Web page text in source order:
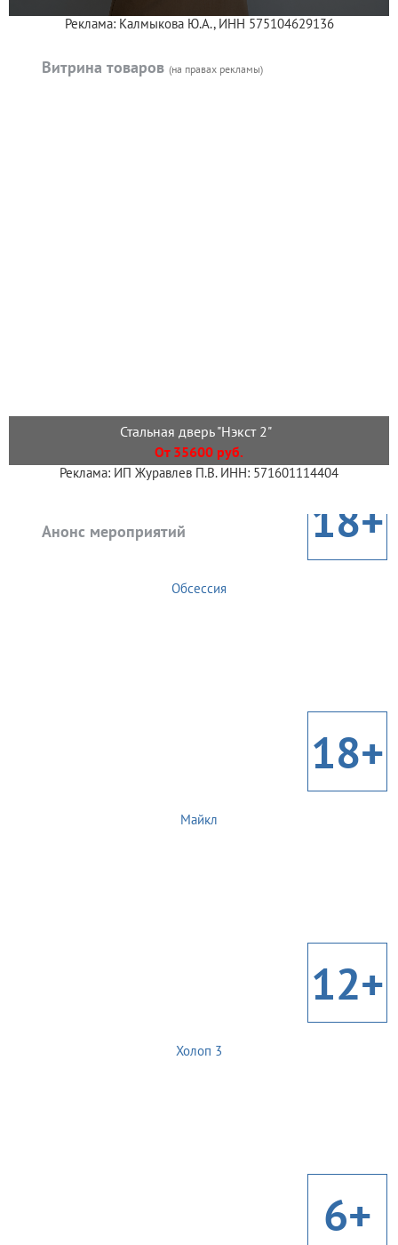
Реклама: Калмыкова Ю.А., ИНН 575104629136
Витрина товаров (на правах рекламы)
Стальная дверь "Нэкст 2"
От 35600 руб.
Реклама: ИП Журавлев П.В. ИНН: 571601114404
Анонс мероприятий 18+
Обсессия
18+
Майкл
12+
Холоп 3
6+